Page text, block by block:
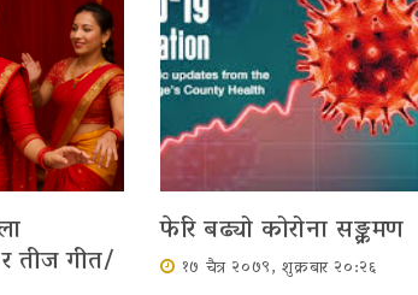
तीज गीत/
फेरि बढ्यो कोरोना सङ्क्रमण
१७ चैत्र २०७९, शुक्रबार २०:२६